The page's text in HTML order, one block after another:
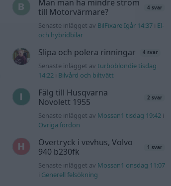
Man man ha mindre ström
till Motorvärmare?
4 svar
Senaste inlägget av BilFixare Igår 14:37i El-
och hybridbilar
Slipa och polera rinningar 4 svar
Senaste inlägget av turboblondie tisdag
14:22i Bilvård och biltvätt
Fälg till Husqvarna
Novolett 1955
2 svar
Senaste inlägget av Mossan1 tisdag 19:42i
Övriga fordon
Övertryck i vevhus, Volvo
940 b230fk
1 svar
Senaste inlägget av Mossan1 onsdag 11:07
i Generell felsökning